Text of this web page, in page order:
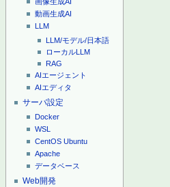
動画生成AI
LLM
LLM/モデル/日本語
ローカルLLM
RAG
AIエージェント
AIエディタ
サーバ設定
Docker
WSL
CentOS Ubuntu
Apache
データベース
Web開発